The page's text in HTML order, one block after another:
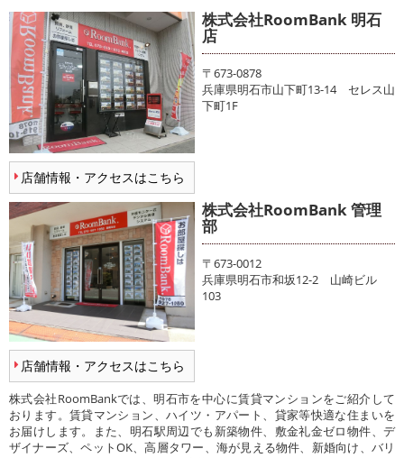
店舗情報・アクセスはこちら
株式会社RoomBank 明石
店
〒673-0878
兵庫県明石市山下町13-14 セレス山
下町1F
店舗情報・アクセスはこちら
株式会社RoomBank 管理
部
〒673-0012
兵庫県明石市和坂12-2 山崎ビル
103
株式会社RoomBankでは、明石市を中心に賃貸マンションをご紹介して
おります。賃貸マンション、ハイツ・アパート、貸家等快適な住まいを
お届けします。また、明石駅周辺でも新築物件、敷金礼金ゼロ物件、デ
ザイナーズ、ペットOK、高層タワー、海が見える物件、新婚向け、バリ